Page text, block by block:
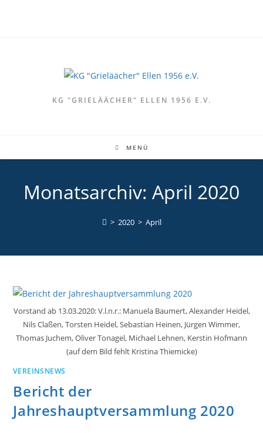
KG "GRIELÄÄCHER" ELLEN 1956 E.V.
MENÜ
Monatsarchiv: April 2020
> 2020 > April
Vorstand ab 13.03.2020: V.l.n.r.: Manuela Baumert, Alexander Heidel,
Nils Claßen, Torsten Heidel, Sebastian Heinen, Jürgen Wimmer,
Thomas Juchem, Oliver Tonagel, Michael Lehnen, Kerstin Hofmann
(auf dem Bild fehlt Kristina Thiemicke)
VEREINSNEWS
Bericht der
Jahreshauptversammlung 2020